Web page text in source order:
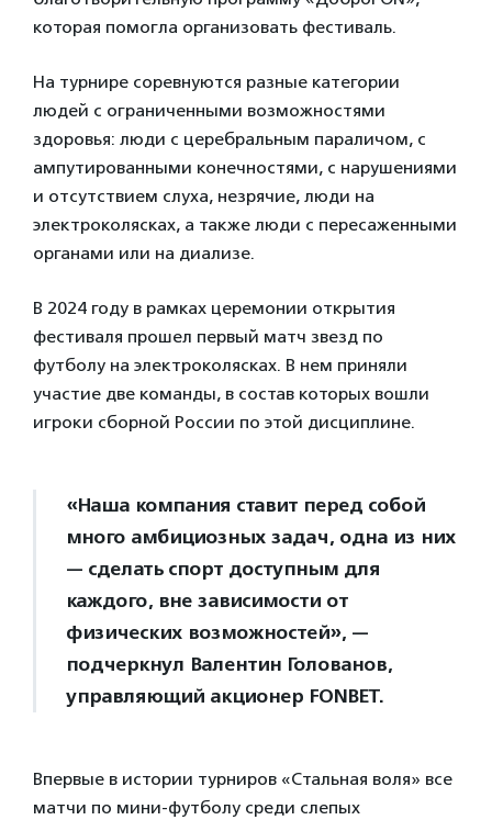
которая помогла организовать фестиваль.
На турнире соревнуются разные категории
людей с ограниченными возможностями
здоровья: люди с церебральным параличом, с
ампутированными конечностями, с нарушениями
и отсутствием слуха, незрячие, люди на
электроколясках, а также люди с пересаженными
органами или на диализе.
В 2024 году в рамках церемонии открытия
фестиваля прошел первый матч звезд по
футболу на электроколясках. В нем приняли
участие две команды, в состав которых вошли
игроки сборной России по этой дисциплине.
«Наша компания ставит перед собой
много амбициозных задач, одна из них
— сделать спорт доступным для
каждого, вне зависимости от
физических возможностей», —
подчеркнул Валентин Голованов,
управляющий акционер FONBET.
Впервые в истории турниров «Стальная воля» все
матчи по мини-футболу среди слепых